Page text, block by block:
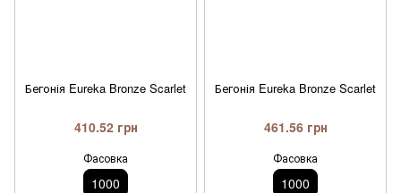
Бегонія Eureka Bronze Scarlet
410.52 грн
Фасовка
1000
Бегонія Eureka Bronze Scarlet
461.56 грн
Фасовка
1000